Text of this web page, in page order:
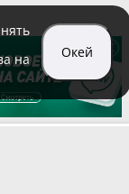
на
Окей